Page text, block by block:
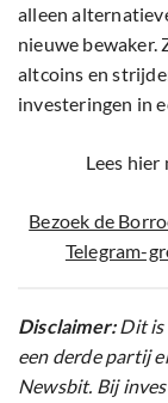
alleen
nieuwe bewaker.
altcoins en
investeringen in
Lees hier
Bezoek de
Telegram-
Disclaimer:Dit is
een derde partij
Newsbit. Bij